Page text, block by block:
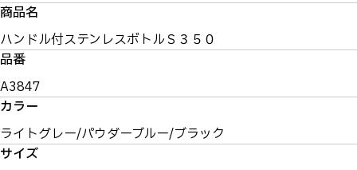
商品名
ハンドル付ステンレスボトルＳ３５０
品番
A3847
カラー
ライトグレー/パウダーブルー/ブラック
サイズ